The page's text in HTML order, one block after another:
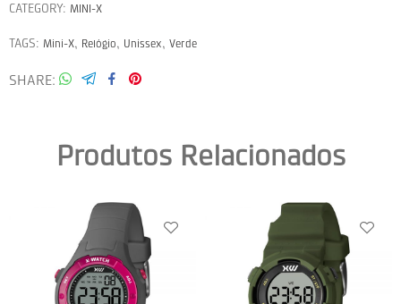
CATEGORY: MINI-X
TAGS: Mini-X, Relógio, Unissex, Verde
SHARE
Produtos Relacionados